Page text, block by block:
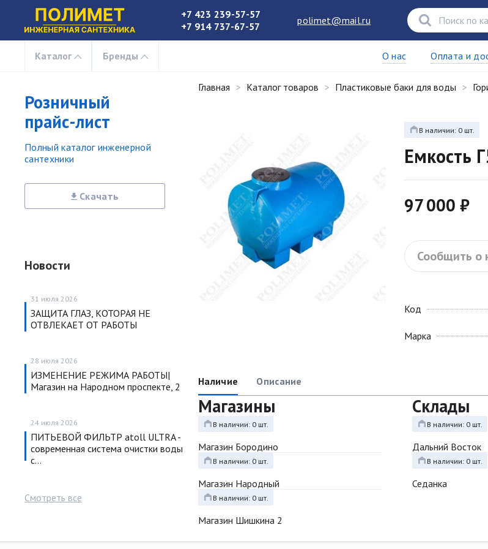
+7 423 239-57-57
+7 914 737-67-57
polimet@mail.ru
Каталог Бренды О нас Оплата и
Розничный
прайс-лист
Полный каталог инженерной
сантехники
Скачать
Новости
31 июля 2026
ЗАЩИТА ГЛАЗ, КОТОРАЯ НЕ
ОТВЛЕКАЕТ ОТ РАБОТЫ
28 июля 2026
ИЗМЕНЕНИЕ РЕЖИМА РАБОТЫ|
Магазин на Народном проспекте, 2
24 июля 2026
ПИТЬЕВОЙ ФИЛЬТР atoll ULTRA -
современная система очистки воды
с…
Смотреть все
Главная Каталог товаров Пластиковые баки для воды
В наличии: 0 шт.
Емкость
97 000 ₽
Сообщить о
Код
Марка
Наличие Описание
Магазины
В наличии: 0 шт.
Магазин Бородино
В наличии: 0 шт.
Магазин Народный
В наличии: 0 шт.
Магазин Шишкина 2
Склады
В наличии: 0 шт.
Дальний Восток
В наличии: 0 шт.
Седанка